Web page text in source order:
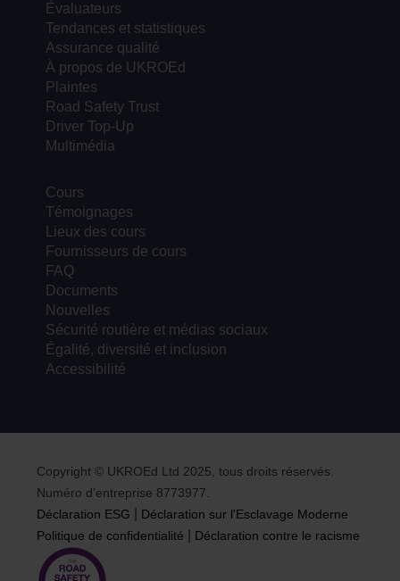
Évaluateurs
Tendances et statistiques
Assurance qualité
À propos de UKROEd
Plaintes
Road Safety Trust
Driver Top-Up
Multimédia
Cours
Témoignages
Lieux des cours
Fournisseurs de cours
FAQ
Documents
Nouvelles
Sécurité routière et médias sociaux
Égalité, diversité et inclusion
Accessibilité
Copyright © UKROEd Ltd 2025, tous droits réservés.
Numéro d’entreprise 8773977.
Déclaration ESG
Déclaration sur l'Esclavage Moderne
Politique de confidentialité
Déclaration contre le racisme